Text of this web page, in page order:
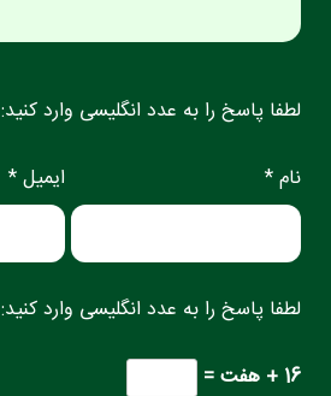
لطفا پاسخ را به عدد انگلیسی وارد کنید:
نام * ایمیل *
لطفا پاسخ را به عدد انگلیسی وارد کنید:
16 + هفت =